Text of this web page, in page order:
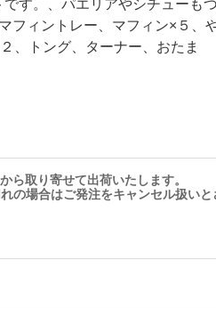
す。、パエリアやシチューも
ィントレー、マフィン×５、
、トング、ターナー、おたま
ら取り寄せて出荷いたします。
の場合はご発注をキャンセル扱い